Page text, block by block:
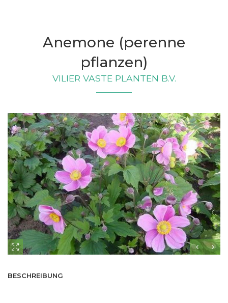
Anemone (perenne
pflanzen)
VILIER VASTE PLANTEN B.V.
BESCHREIBUNG